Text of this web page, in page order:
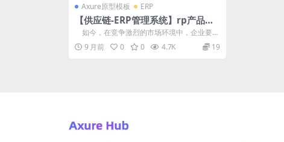
Axure原型模板 ERP
【供应链-ERP管理系统】rp产品原
型源文件
如今，在竞争激烈的市场环境中，企业要想
保持竞争力，提...
9 月前 0 0 4.7K 19